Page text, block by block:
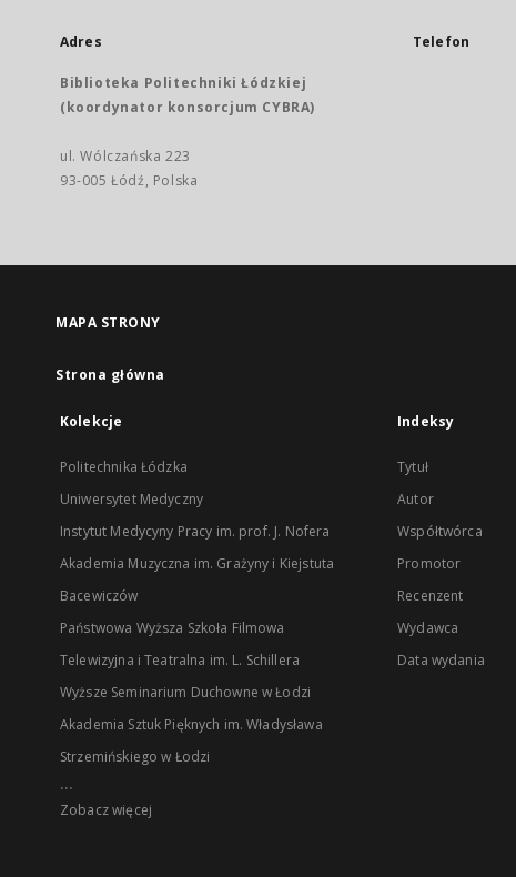
Adres
Biblioteka Politechniki Łódzkiej
(koordynator konsorcjum CYBRA)
ul. Wólczańska 223
93-005 Łódź, Polska
Telefon
MAPA STRONY
Strona główna
Kolekcje
Politechnika Łódzka
Uniwersytet Medyczny
Instytut Medycyny Pracy im. prof. J. Nofera
Akademia Muzyczna im. Grażyny i Kiejstuta
Bacewiczów
Państwowa Wyższa Szkoła Filmowa
Telewizyjna i Teatralna im. L. Schillera
Wyższe Seminarium Duchowne w Łodzi
Akademia Sztuk Pięknych im. Władysława
Strzemińskiego w Łodzi
...
Zobacz więcej
Indeksy
Tytuł
Autor
Współtwórca
Promotor
Recenzent
Wydawca
Data wydania